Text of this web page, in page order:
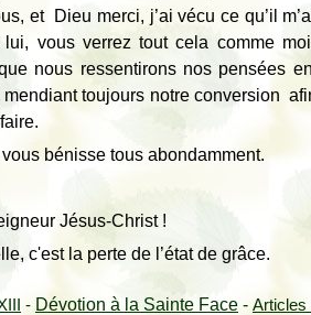
et Dieu merci, j’ai vécu ce qu’il
lui, vous verrez tout cela comme
nous ressentirons nos pensées
toujours notre conversion
faire.
bénisse tous abondamment.
Jésus-Christ !
c'est la perte de l’état de grâce.
- Dévotion à la Sainte Face - Articles